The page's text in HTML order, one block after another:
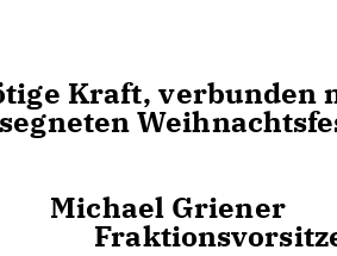
Kraft, verbunden
Griener